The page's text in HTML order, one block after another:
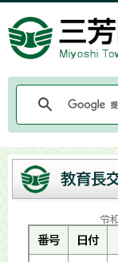
教育長
令
番号 日付